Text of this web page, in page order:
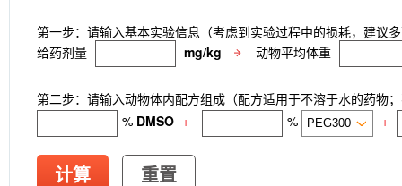
[N13F4]
dTRIM24 A-484954 Rupintrivir
CTR1 Antibody (Rabbit mAb) [A18L7]
FITC
Netrin 1 Antibody (Rabbit mAb) [B4C16]
第一步：请输入基本实验信息（考虑到实验过程中的损耗，建议
给药剂量
mg/kg 动物平均体重
第二步：请输入动物体内配方组成（配方适用于不溶于水的药物
% DMSO + % +
计算 重置